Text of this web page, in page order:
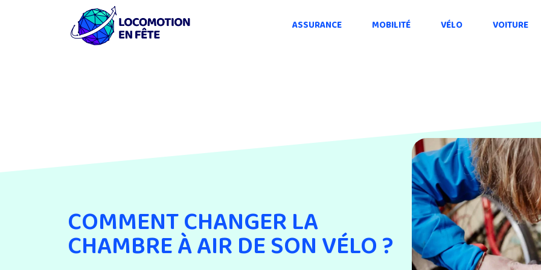
ASSURANCE MOBILITÉ VÉLO VOITURE
COMMENT CHANGER LA
CHAMBRE À AIR DE SON VÉLO ?